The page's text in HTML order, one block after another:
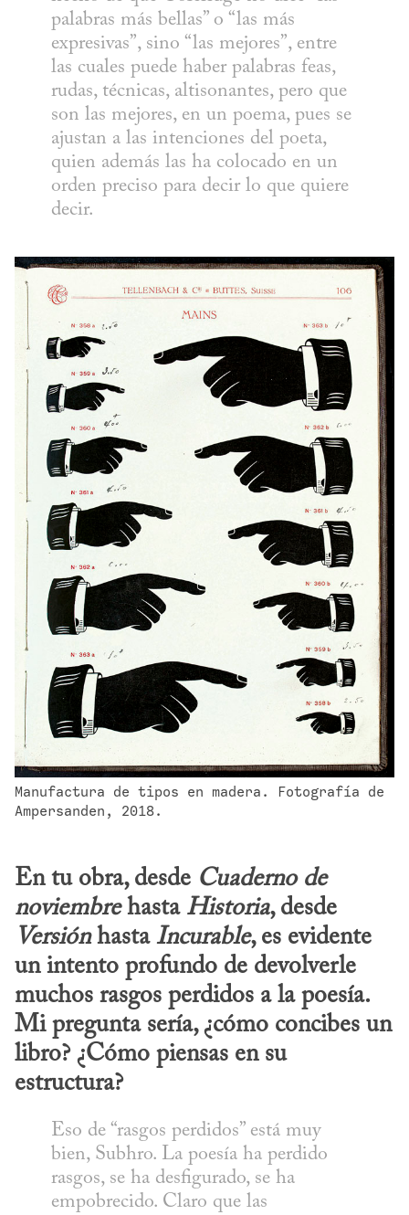
palabras más bellas” o “las más
expresivas”, sino “las mejores”, entre
las cuales puede haber palabras feas,
rudas, técnicas, altisonantes, pero que
son las mejores, en un poema, pues se
ajustan a las intenciones del poeta,
quien además las ha colocado en un
orden preciso para decir lo que quiere
decir.
Manufactura de tipos en madera. Fotografía de
Ampersanden, 2018.
En tu obra, desde Cuaderno de
noviembre hasta Historia
Versión hasta Incurable, es evidente
un intento profundo de devolverle
muchos rasgos perdidos a la poesía.
Mi pregunta sería, ¿cómo concibes un
libro? ¿Cómo piensas en su
estructura?
Eso de “rasgos perdidos” está muy
bien, Subhro. La poesía ha perdido
rasgos, se ha desfigurado, se ha
empobrecido. Claro que las